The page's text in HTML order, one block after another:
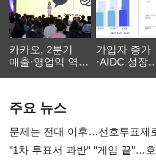
카카오, 2분기
매출·영업익 역대
가입자 증가
·AIDC 성장
주요 뉴스
문제는 전대 이후…선호투표제
불복'
"1차 투표서 과반" "게임 끝"…